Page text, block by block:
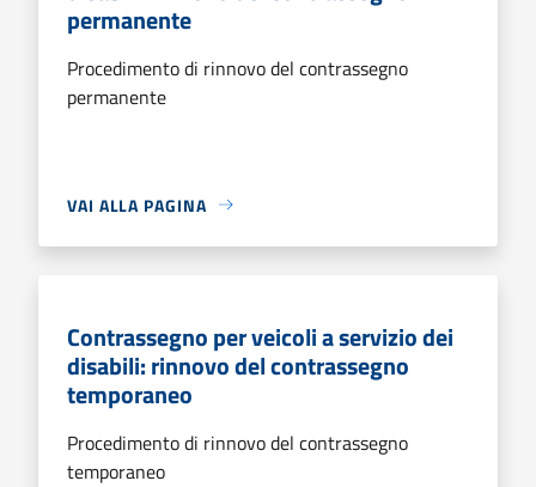
permanente
Procedimento di rinnovo del contrassegno
permanente
VAI ALLA PAGINA
Contrassegno per veicoli a servizio dei
disabili: rinnovo del contrassegno
temporaneo
Procedimento di rinnovo del contrassegno
temporaneo